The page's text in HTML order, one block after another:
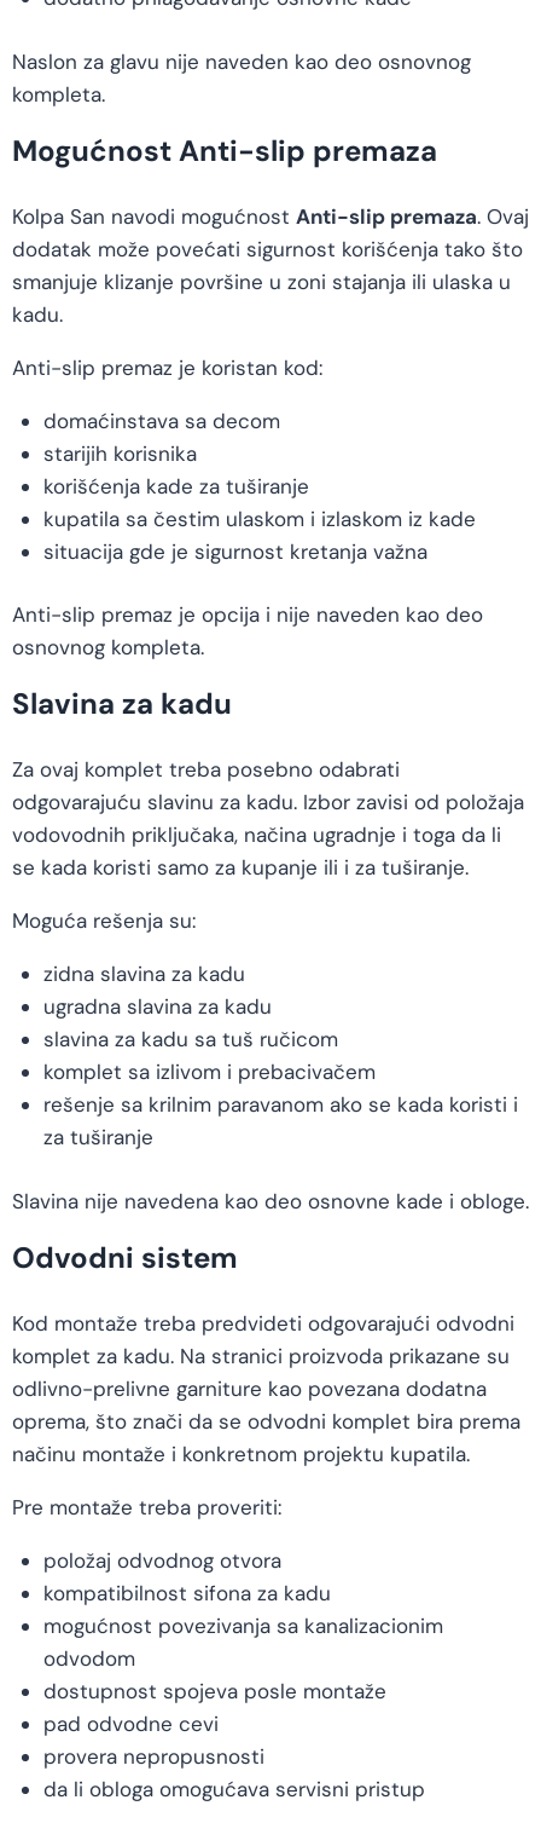
Naslon za glavu nije naveden kao deo osnovnog
kompleta.
Mogućnost Anti-slip premaza
Kolpa San navodi mogućnost Anti-slip premaza. Ovaj
dodatak može povećati sigurnost korišćenja tako što
smanjuje klizanje površine u zoni stajanja ili ulaska u
kadu.
Anti-slip premaz je koristan kod:
domaćinstava sa decom
starijih korisnika
korišćenja kade za tuširanje
kupatila sa čestim ulaskom i izlaskom iz kade
situacija gde je sigurnost kretanja važna
Anti-slip premaz je opcija i nije naveden kao deo
osnovnog kompleta.
Slavina za kadu
Za ovaj komplet treba posebno odabrati
odgovarajuću slavinu za kadu. Izbor zavisi od položaja
vodovodnih priključaka, načina ugradnje i toga da li
se kada koristi samo za kupanje ili i za tuširanje.
Moguća rešenja su:
zidna slavina za kadu
ugradna slavina za kadu
slavina za kadu sa tuš ručicom
komplet sa izlivom i prebacivačem
rešenje sa krilnim paravanom ako se kada koristi i
za tuširanje
Slavina nije navedena kao deo osnovne kade i obloge.
Odvodni sistem
Kod montaže treba predvideti odgovarajući odvodni
komplet za kadu. Na stranici proizvoda prikazane su
odlivno-prelivne garniture kao povezana dodatna
oprema, što znači da se odvodni komplet bira prema
načinu montaže i konkretnom projektu kupatila.
Pre montaže treba proveriti:
položaj odvodnog otvora
kompatibilnost sifona za kadu
mogućnost povezivanja sa kanalizacionim
odvodom
dostupnost spojeva posle montaže
pad odvodne cevi
provera nepropusnosti
da li obloga omogućava servisni pristup